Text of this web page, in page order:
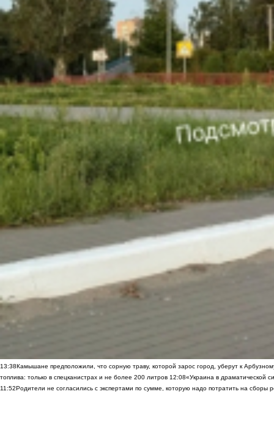
13:38Камышане предположили, что сорную траву, которой зарос город, уберут к
топлива: только в спецканистрах и не более 200 литров 12:08«Украина в драматической
11:52Родители не согласились с экспертами по сумме, которую надо потратить на сборы